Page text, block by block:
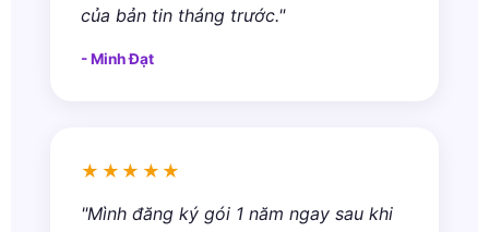
của bản tin tháng trước."
- Minh Đạt
★★★★★
"Mình đăng ký gói 1 năm ngay sau khi